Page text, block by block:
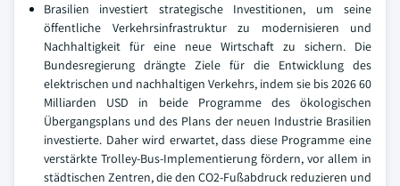
Brasilien investiert strategische Investitionen, um seine
öffentliche Verkehrsinfrastruktur zu modernisieren und
Nachhaltigkeit für eine neue Wirtschaft zu sichern. Die
Bundesregierung drängte Ziele für die Entwicklung des
elektrischen und nachhaltigen Verkehrs, indem sie bis 2026 60
Milliarden USD in beide Programme des ökologischen
Übergangsplans und des Plans der neuen Industrie Brasilien
investierte. Daher wird erwartet, dass diese Programme eine
verstärkte Trolley-Bus-Implementierung fördern, vor allem in
städtischen Zentren, die den CO2-Fußabdruck reduzieren und